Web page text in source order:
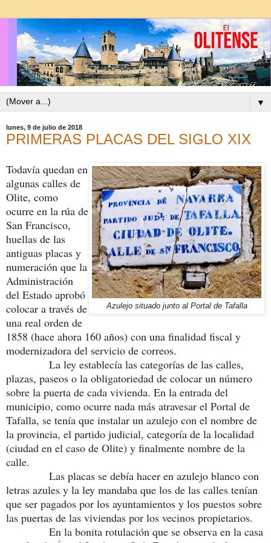
▼
lunes, 9 de julio de 2018
PRIMERAS PLACAS DEL SIGLO XIX
Azulejo situado junto al Portal de Tafalla
Todavía quedan en
algunas calles de
Olite, como
ocurre en la rúa de
San Francisco,
huellas de las
antiguas placas y
numeración que la
Administración
del Estado aprobó
colocar a través de
una real orden de
1858 (hace ahora 160 años) con una finalidad fiscal y
modernizadora del servicio de correos.
La ley establecía las categorías de las calles,
plazas, paseos o la obligatoriedad de colocar un número
sobre la puerta de cada vivienda. En la entrada del
municipio, como ocurre nada más atravesar el Portal de
Tafalla, se tenía que instalar un azulejo con el nombre de
la provincia, el partido judicial, categoría de la localidad
(ciudad en el caso de Olite) y finalmente nombre de la
calle.
Las placas se debía hacer en azulejo blanco con
letras azules y la ley mandaba que los de las calles tenían
que ser pagados por los ayuntamientos y los puestos sobre
las puertas de las viviendas por los vecinos propietarios.
En la bonita rotulación que se observa en la casa